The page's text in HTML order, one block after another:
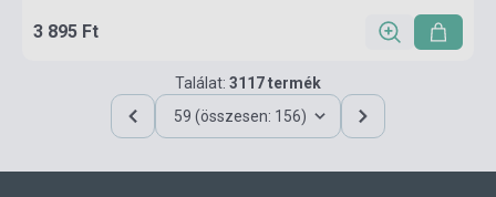
3 895 Ft
Találat: 3117 termék
59 (összesen: 156)